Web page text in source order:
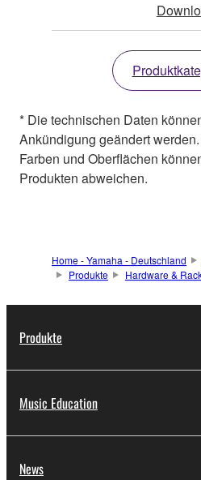
* Die technischen Daten
Ankündigung geändert
Farben und Oberflächen
Produkten abweichen.
Home - Yamaha - Deutschland
Produkte
Hardware &
Produkte
Music Education
News